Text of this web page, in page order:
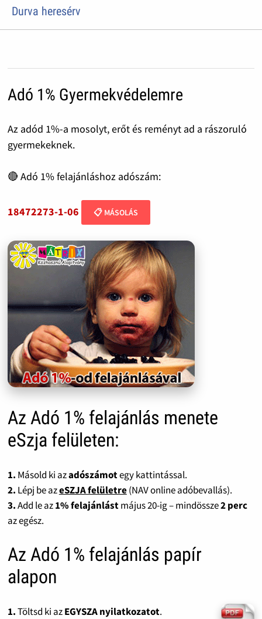
Durva heresérv
Adó 1% Gyermekvédelemre
Az adód 1%-a mosolyt, erőt és reményt ad a rászoruló
gyermekeknek.
🔴 Adó 1% felajánláshoz adószám:
18472273-1-06 📋 MÁSOLÁS
Az Adó 1% felajánlás menete
eSzja felületen:
1. Másold ki azadószámotegy kattintással.
2. Lépj be azeSZJA felületre(NAV online adóbevallás).
3.Add le az1% felajánlástmájus 20-ig – mindössze2 perc
az egész.
Az Adó 1% felajánlás papír
alapon
1.Töltsd ki azEGYSZA nyilatkozatot.